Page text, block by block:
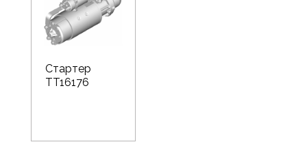
Стартер
TT16176